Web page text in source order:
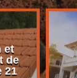
et
de
21